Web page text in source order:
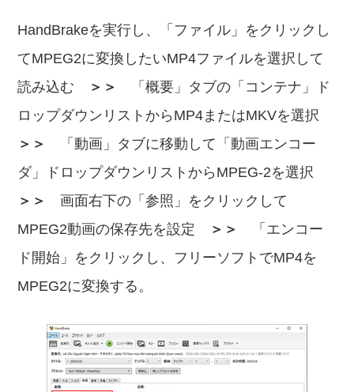
HandBrakeを実行し、「ファイル」をクリックし
てMPEG2に変換したいMP4ファイルを選択して
読み込む
＞＞
「概要」タブの「コンテナ」ド
ロップダウンリストからMP4またはMKVを選択
＞＞
「動画」タブに移動して「動画エンコー
ダ」ドロップダウンリストからMPEG-2を選択
＞＞
画面右下の「参照」をクリックして
MPEG2動画の保存先を設定
＞＞
「エンコー
ド開始」をクリックし、フリーソフトでMP4を
MPEG2に変換する。